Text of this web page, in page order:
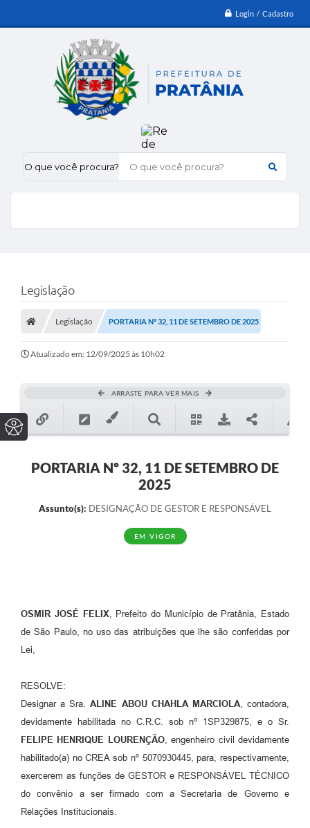
Login / Cadastro
O que você procura?
Legislação
Legislação PORTARIA Nº 32, 11 DE SETEMBRO DE 2025
Atualizado em: 12/09/2025 às 10h02
ARRASTE PARA VER MAIS
PORTARIA Nº 32, 11 DE SETEMBRO DE
2025
Assunto(s): DESIGNAÇÃO DE GESTOR E RESPONSÁVEL
EM VIGOR
OSMIR JOSÉ FELIX , Prefeito do Município de Pratânia, Estado
de São Paulo, no uso das atribuições que lhe são conferidas por
Lei,
RESOLVE:
Designar a Sra.ALINE ABOU CHAHLA MARCIOLA, contadora,
devidamente habilitada no C.R.C. sob nº 1SP329875, e o Sr.
FELIPE HENRIQUE LOURENÇÃO, engenheiro civil devidamente
habilitado(a) no CREA sob nº 5070930445, para, respectivamente,
exercerem as funções de GESTOR e RESPONSÁVEL TÉCNICO
do convênio a ser firmado com a Secretaria de Governo e
Relações Institucionais.